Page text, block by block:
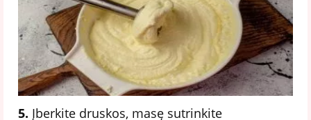
5. Įberkite druskos, masę sutrinkite